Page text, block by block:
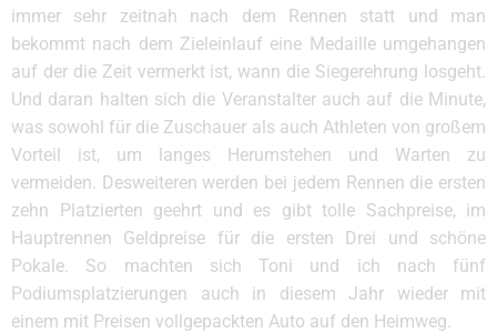
immer sehr zeitnah nach dem Rennen statt und man
bekommt nach dem Zieleinlauf eine Medaille umgehangen
auf der die Zeit vermerkt ist, wann die Siegerehrung losgeht.
Und daran halten sich die Veranstalter auch auf die Minute,
was sowohl für die Zuschauer als auch Athleten von großem
Vorteil ist, um langes Herumstehen und Warten zu
vermeiden. Desweiteren werden bei jedem Rennen die ersten
zehn Platzierten geehrt und es gibt tolle Sachpreise, im
Hauptrennen Geldpreise für die ersten Drei und schöne
Pokale. So machten sich Toni und ich nach fünf
Podiumsplatzierungen auch in diesem Jahr wieder mit
einem mit Preisen vollgepackten Auto auf den Heimweg.